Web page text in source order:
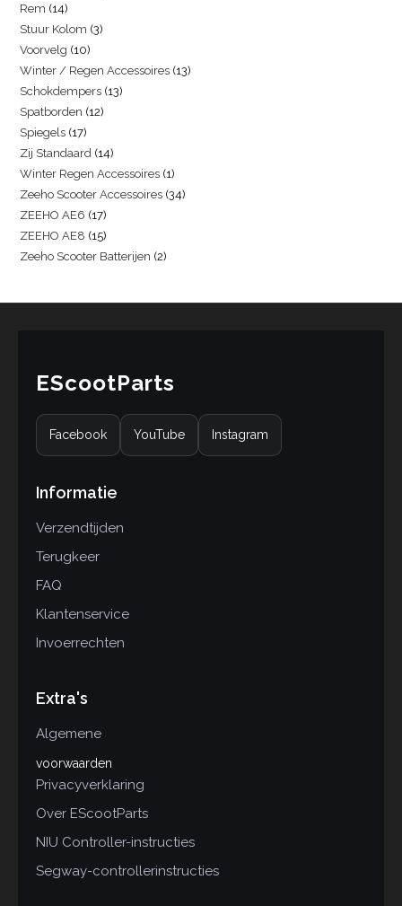
Rem 14
Stuur Kolom 3
Voorvelg 10
Winter / Regen Accessoires 13
Schokdempers 13
Spatborden 12
Spiegels 17
Zij Standaard 14
Winter Regen Accessoires 1
Zeeho Scooter Accessoires 34
ZEEHO AE6 17
ZEEHO AE8 15
Zeeho Scooter Batterijen 2
EScootParts
Facebook YouTube Instagram
Informatie
Verzendtijden
Terugkeer
FAQ
Klantenservice
Invoerrechten
Extra's
Algemene
voorwaarden
Privacyverklaring
Over EScootParts
NIU Controller-instructies
Segway-controllerinstructies